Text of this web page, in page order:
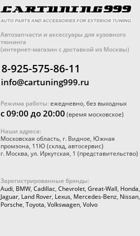
Автозапчасти и аксессуары для кузовного
тюнинга
(интернет-магазин с доставкой из Москвы)
8-925-575-86-11
info@cartuning999.ru
Режима работы:ежедневно, без выходных
с 09:00 до 20:00 (время московское)
Наши адреса:
Московская область, г. Видное, Южная
промзона, 11Ю (склад, автосервис)
г. Москва, ул. Иркутская, 1 (представительство)
Зарегистрированные брэнды:
Audi, BMW, Cadillac, Chevrolet, Great-Wall, Honda,
Jaguar, Land Rover, Lexus, Mercedes-Benz, Nissan,
Porsche, Toyota, Volkswagen, Volvo